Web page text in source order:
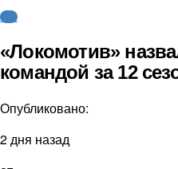
КХЛ
«Локомотив»
командой за 12
Опубликовано:
2 дня назад